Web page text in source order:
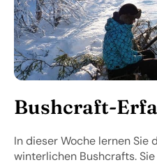
Bushcraft-
In dieser Woche lernen Sie
winterlichen Bushcrafts.